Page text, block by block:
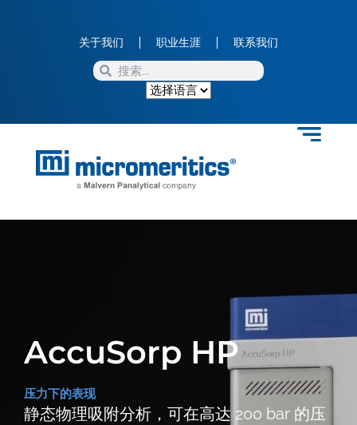
关于我们 职业生涯 联系我们
AccuSorp HP
压力下的表现
静态物理吸附分析，可在高达 200 bar 的压